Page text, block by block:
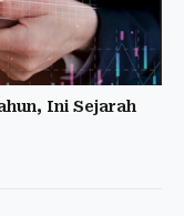
Ini Sejarah